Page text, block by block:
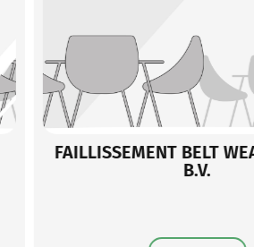
FAILLISSEMENT Fit